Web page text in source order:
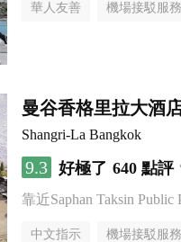
華人友善 機場接駁服務
曼谷香格里拉大酒
Shangri-La Bangkok
9.3 好極了 640 點評
靠近Saphan Taksin Public
中文指示 機場接駁服務